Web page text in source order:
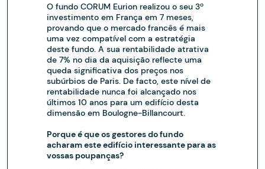
O fundo CORUM Eurion realizou o seu 3º
investimento em França em 7 meses,
provando que o mercado francês é mais
uma vez compatível com a estratégia
deste fundo. A sua rentabilidade atrativa
de 7% no dia da aquisição reflecte uma
queda significativa dos preços nos
subúrbios de Paris. De facto, este nível de
rentabilidade nunca foi alcançado nos
últimos 10 anos para um edifício desta
dimensão em Boulogne-Billancourt.
Porque é que os gestores do fundo
acharam este edifício interessante para as
vossas poupanças?